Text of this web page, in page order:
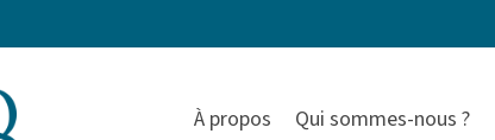
À propos Qui sommes-nous ?